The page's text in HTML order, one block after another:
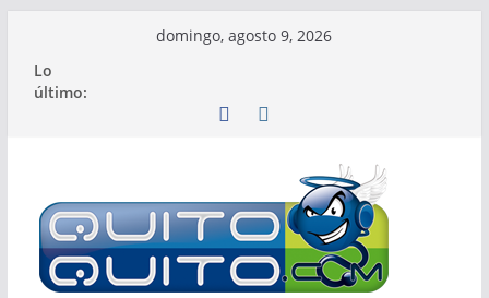
contenido
domingo, agosto 9, 2026
Lo
último: